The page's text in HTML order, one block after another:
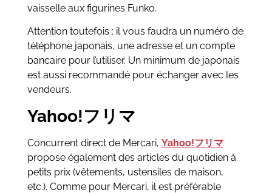
vaisselle aux figurines Funko.
Attention toutefois : il vous faudra un numéro de
téléphone japonais, une adresse et un compte
bancaire pour l’utiliser. Un minimum de japonais
est aussi recommandé pour échanger avec les
vendeurs.
Yahoo!フリマ
Concurrent direct de Mercari, Yahoo!フリマ
propose également des articles du quotidien à
petits prix (vêtements, ustensiles de maison,
etc.). Comme pour Mercari, il est préférable